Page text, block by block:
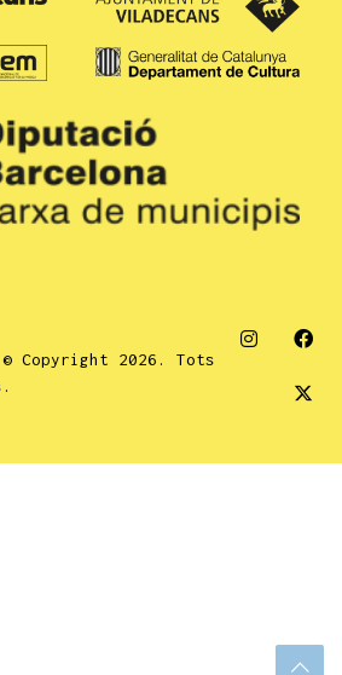
Copyright 2026. Tots